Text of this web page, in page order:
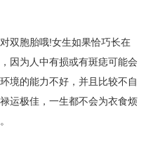
双胞胎哦!女生如果恰巧长在
因为人中有损或有斑痣可能会
境的能力不好，并且比较不自
运极佳，一生都不会为衣食烦